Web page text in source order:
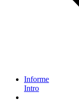
Informe
Intro